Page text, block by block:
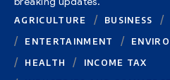
AGRICULTURE BUSINESS
ENTERTAINMENT
HEALTH
INCOME TAX